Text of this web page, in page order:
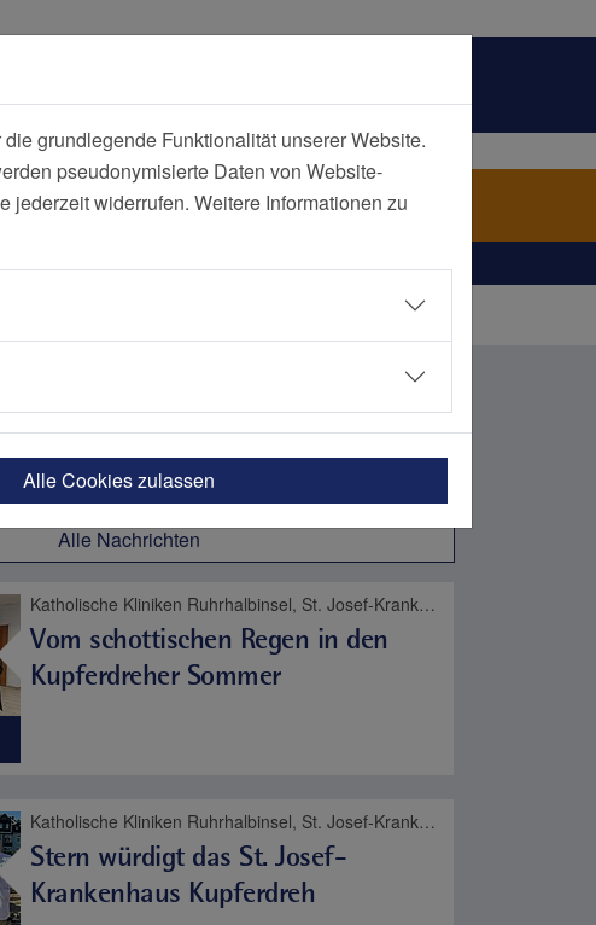
Kategorie
Alle Nachrichten
Katholische Kliniken Ruhrhalbinsel, St. Josef-Krankenhaus Kupferdreh, Karriere
Vom schottischen Regen in den
Kupferdreher Sommer
Katholische Kliniken Ruhrhalbinsel, St. Josef-Krankenhaus Kupferdreh, Altersmedizin, Neurologie
Stern würdigt das St. Josef-
Krankenhaus Kupferdreh
grundlegende Funktionalität unserer Website.
pseudonymisierte Daten von Website-
widerrufen. Weitere Informationen zu
Alle Cookies zulassen